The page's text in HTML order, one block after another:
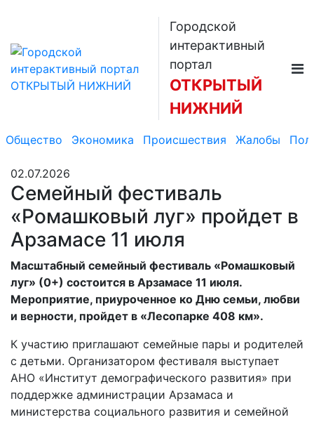
Городской
интерактивный
портал
ОТКРЫТЫЙ
НИЖНИЙ
Общество Экономика Происшествия Жалобы
02.07.2026
Семейный фестиваль
«Ромашковый луг» пройдет в
Арзамасе 11 июля
Масштабный семейный фестиваль «Ромашковый
луг» (0+) состоится в Арзамасе 11 июля.
Мероприятие, приуроченное ко Дню семьи, любви
и верности, пройдет в «Лесопарке 408 км».
К участию приглашают семейные пары и родителей
с детьми. Организатором фестиваля выступает
АНО «Институт демографического развития» при
поддержке администрации Арзамаса и
министерства социального развития и семейной